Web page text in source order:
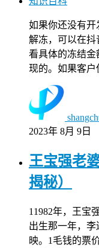
如果你还没有开
解冻，可以在
看具体的冻结金
现的。如果客
2023年 8月 9日
王宝强老
揭秘）
11982年，王宝
出生那一年，
映。1毛钱的票